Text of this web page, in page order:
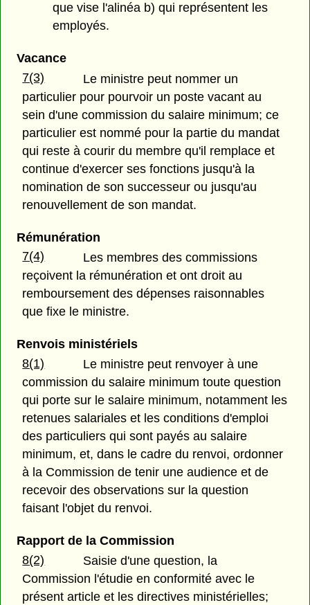
que vise l'alinéa b) qui représentent les
employés.
Vacance
7(3)
Le ministre peut nommer un
particulier pour pourvoir un poste vacant au
sein d'une commission du salaire minimum; ce
particulier est nommé pour la partie du mandat
qui reste à courir du membre qu'il remplace et
continue d'exercer ses fonctions jusqu'à la
nomination de son successeur ou jusqu'au
renouvellement de son mandat.
Rémunération
7(4)
Les membres des commissions
reçoivent la rémunération et ont droit au
remboursement des dépenses raisonnables
que fixe le ministre.
Renvois ministériels
8(1)
Le ministre peut renvoyer à une
commission du salaire minimum toute question
qui porte sur le salaire minimum, notamment les
retenues salariales et les conditions d'emploi
des particuliers qui sont payés au salaire
minimum, et, dans le cadre du renvoi, ordonner
à la Commission de tenir une audience et de
recevoir des observations sur la question
faisant l'objet du renvoi.
Rapport de la Commission
8(2)
Saisie d'une question, la
Commission l'étudie en conformité avec le
présent article et les directives ministérielles;